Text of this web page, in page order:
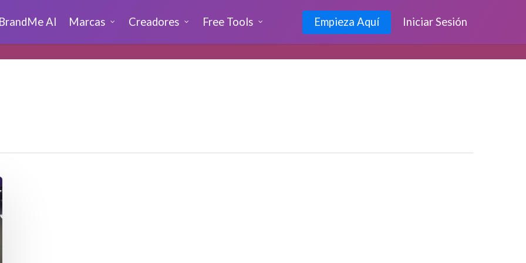
BrandMe AI Marcas Creadores Free Tools Empieza Aquí Iniciar Sesión